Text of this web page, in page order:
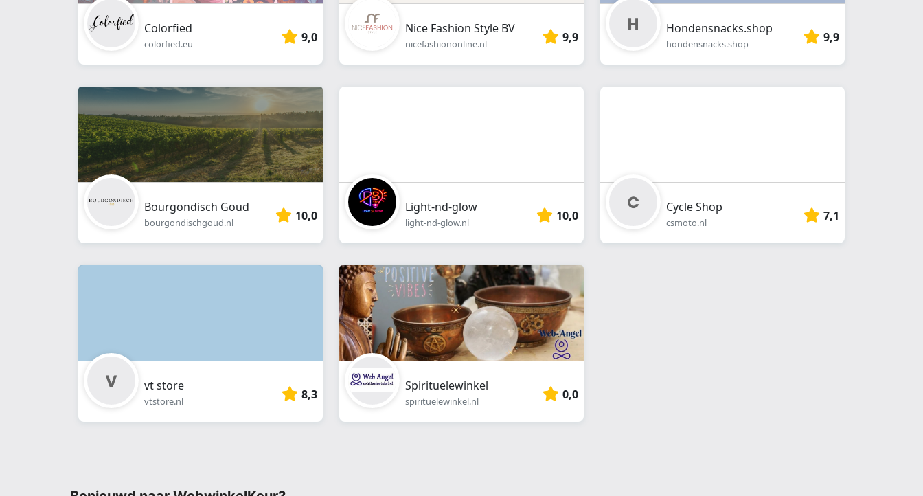
Colorfied
colorfied.eu 9,0
Nice Fashion Style BV
nicefashiononline.nl 9,9
Hondensnacks.shop
hondensnacks.shop 9,9
Bourgondisch Goud
bourgondischgoud.nl 10,0
Light-nd-glow
light-nd-glow.nl 10,0
Cycle Shop
csmoto.nl 7,1
vt store
vtstore.nl 8,3
Spirituelewinkel
spirituelewinkel.nl 0,0